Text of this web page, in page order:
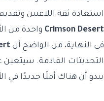
استعادة ثقة اللاعبين
Crimson Desert واحدة من
في النهاية، من الواضح أن
التحديثات القادمة. سيتعين
يبدو أن هناك أملًا جديدًا في